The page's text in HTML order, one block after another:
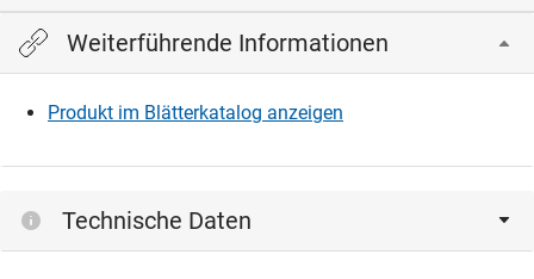
Bitte einloggen, um die CAD‑Dateien anzeigen und
herunterladen zu können.
Einloggen
Weiterführende Informationen
Produkt im Blätterkatalog anzeigen
Technische Daten